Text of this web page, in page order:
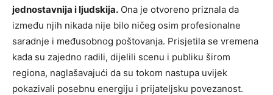
jednostavnija i ljudskija. Ona je otvoreno priznala da
između njih nikada nije bilo ničeg osim profesionalne
saradnje i međusobnog poštovanja. Prisjetila se vremena
kada su zajedno radili, dijelili scenu i publiku širom
regiona, naglašavajući da su tokom nastupa uvijek
pokazivali posebnu energiju i prijateljsku povezanost.